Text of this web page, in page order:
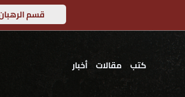
قسم
كتب مقالات أخبار